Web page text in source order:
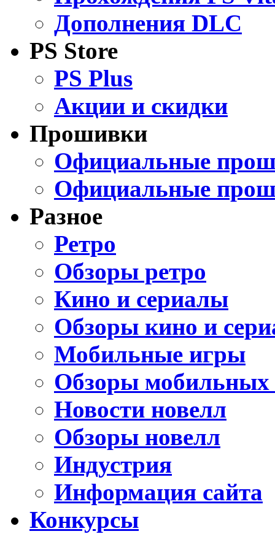
Дополнения DLC
PS Store
PS Plus
Акции и скидки
Прошивки
Официальные
Официальные
Разное
Ретро
Обзоры ретро
Кино и сериалы
Обзоры кино и
Мобильные игры
Обзоры мобильных
Новости новелл
Обзоры новелл
Индустрия
Информация сайта
Конкурсы